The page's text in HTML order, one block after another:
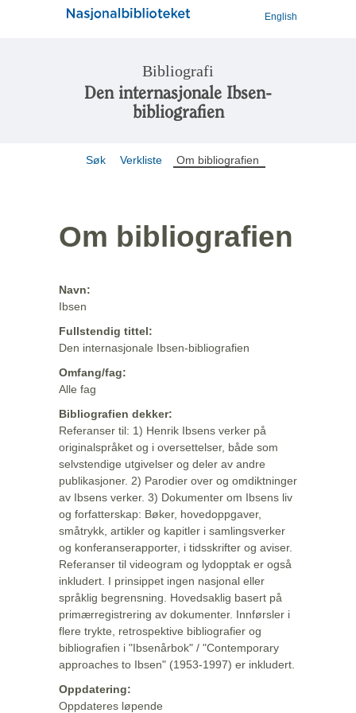
English
Bibliografi
Den internasjonale Ibsen-
bibliografien
Søk Verkliste Om bibliografien
Om bibliografien
Navn:
Ibsen
Fullstendig tittel:
Den internasjonale Ibsen-bibliografien
Omfang/fag:
Alle fag
Bibliografien dekker:
Referanser til: 1) Henrik Ibsens verker på
originalspråket og i oversettelser, både som
selvstendige utgivelser og deler av andre
publikasjoner. 2) Parodier over og omdiktninger
av Ibsens verker. 3) Dokumenter om Ibsens liv
og forfatterskap: Bøker, hovedoppgaver,
småtrykk, artikler og kapitler i samlingsverker
og konferanserapporter, i tidsskrifter og aviser.
Referanser til videogram og lydopptak er også
inkludert. I prinsippet ingen nasjonal eller
språklig begrensning. Hovedsaklig basert på
primærregistrering av dokumenter. Innførsler i
flere trykte, retrospektive bibliografier og
bibliografien i "Ibsenårbok" / "Contemporary
approaches to Ibsen" (1953-1997) er inkludert.
Oppdatering:
Oppdateres løpende